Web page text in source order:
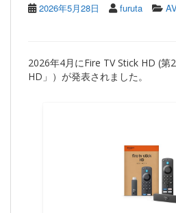
2026年5月28日 furuta
2026年4月にFire TV Stick HD (第
HD」）が発表されました。